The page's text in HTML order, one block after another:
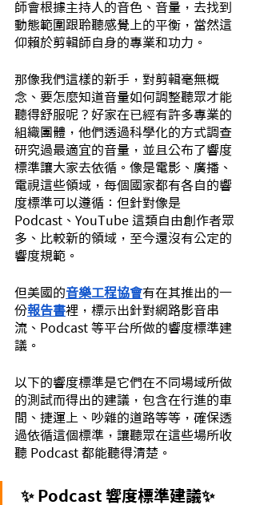
師會根據主持人的音色、音量，去找到
動態範圍跟聆聽感覺上的平衡，當然這
仰賴於剪輯師自身的專業和功力。
那像我們這樣的新手，對剪輯毫無概
念、要怎麼知道音量如何調整聽眾才能
聽得舒服呢？好家在已經有許多專業的
組織團體，他們透過科學化的方式調查
研究過最適宜的音量，並且公布了響度
標準讓大家去依循。像是電影、廣播、
電視這些領域，每個國家都有各自的響
度標準可以遵循：但針對像是
Podcast、YouTube 這類自由創作者眾
多、比較新的領域，至今還沒有公定的
響度規範。
但美國的音樂工程協會有在其推出的一
份報告書裡，標示出針對網路影音串
流、Podcast 等平台所做的響度標準建
議。
以下的響度標準是它們在不同場域所做
的測試而得出的建議，包含在行進的車
間、捷運上、吵雜的道路等等，確保透
過依循這個標準，讓聽眾在這些場所收
聽 Podcast 都能聽得清楚。
✨ Podcast 響度標準建議✨